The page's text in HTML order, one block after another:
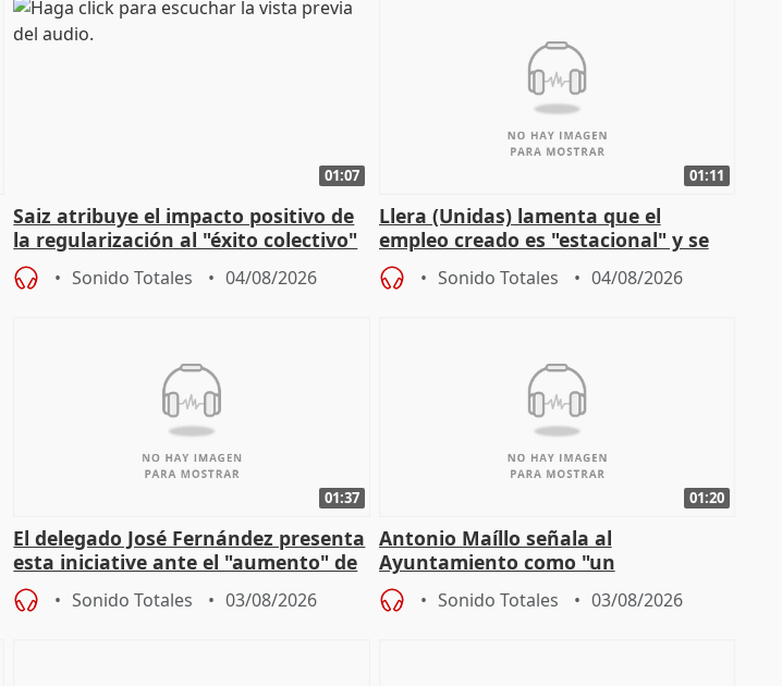
01:07
Saiz atribuye el impacto positivo de
la regularización al "éxito colectivo"
del Gobierno
Sonido Totales 04/08/2026
01:11
Llera (Unidas) lamenta que el
empleo creado es "estacional" y se
"esfumará" al acabar el verano
Sonido Totales 04/08/2026
01:37
El delegado José Fernández presenta
esta iniciative ante el "aumento" de
personas sin hogar en Madri
Sonido Totales 03/08/2026
01:20
Antonio Maíllo señala al
Ayuntamiento como "un
especulador más" sobre viviendas de
Jiménez Becerril
Sonido Totales 03/08/2026